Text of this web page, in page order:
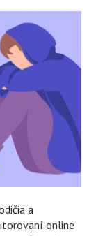
a
online